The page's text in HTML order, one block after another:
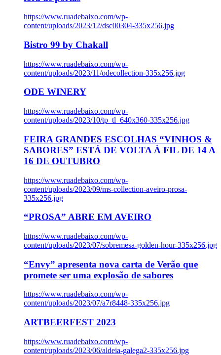
https://www.ruadebaixo.com/wp-
content/uploads/2023/12/dsc00304-335x256.jpg
Bistro 99 by Chakall
https://www.ruadebaixo.com/wp-
content/uploads/2023/11/odecollection-335x256.jpg
ODE WINERY
https://www.ruadebaixo.com/wp-
content/uploads/2023/10/tp_tl_640x360-335x256.jpg
FEIRA GRANDES ESCOLHAS “VINHOS &
SABORES” ESTÁ DE VOLTA À FIL DE 14 A
16 DE OUTUBRO
https://www.ruadebaixo.com/wp-
content/uploads/2023/09/ms-collection-aveiro-prosa-
335x256.jpg
“PROSA” ABRE EM AVEIRO
https://www.ruadebaixo.com/wp-
content/uploads/2023/07/sobremesa-golden-hour-335x256.jpg
“Envy” apresenta nova carta de Verão que
promete ser uma explosão de sabores
https://www.ruadebaixo.com/wp-
content/uploads/2023/07/a7r8448-335x256.jpg
ARTBEERFEST 2023
https://www.ruadebaixo.com/wp-
content/uploads/2023/06/aldeia-galega2-335x256.jpg